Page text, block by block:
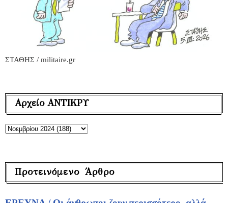
ΣΤΑΘΗΣ / militaire.gr
Αρχείο ΑΝΤΙΚΡΥ
Προτεινόμενο Άρθρο